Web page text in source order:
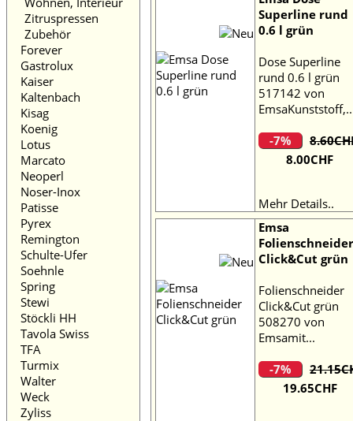
Zitruspressen
Zubehör
Forever
Gastrolux
Kaiser
Kaltenbach
Kisag
Koenig
Lotus
Marcato
Neoperl
Noser-Inox
Patisse
Pyrex
Remington
Schulte-Ufer
Soehnle
Spring
Stewi
Stöckli HH
Tavola Swiss
TFA
Turmix
Walter
Weck
Zyliss
Superline rund
0.6 l grün
Dose Superline
rund 0.6 l grün
517142 von
-7%
8.00CHF
Mehr Details..
Emsa
Folienschneider
Click&Cut grün
Folienschneider
Click&Cut grün
508270 von
Emsamit...
-7%
19.65CHF